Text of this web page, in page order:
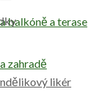
balkóně a terase
zahradě
likér